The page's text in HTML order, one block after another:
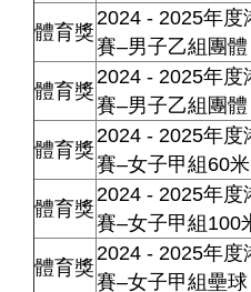
體育獎
2024 - 2025年度
賽–男子乙組團體
體育獎
2024 - 2025年度
賽–男子乙組團體
體育獎
2024 - 2025年度
賽–女子甲組60米
體育獎
2024 - 2025年度
賽–女子甲組100
體育獎
2024 - 2025年度
賽–女子甲組壘球